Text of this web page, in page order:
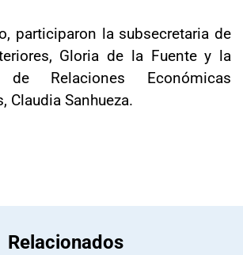
participaron la subsecretaria de
Gloria de la Fuente y la
de Relaciones Económicas
Claudia Sanhueza.
Relacionados